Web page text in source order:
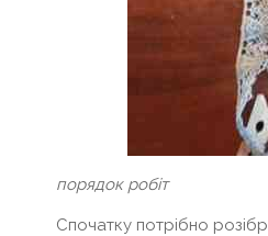
порядок робіт
Спочатку потрібно